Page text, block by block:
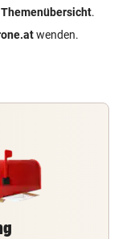
Themenübersicht.
wenden.